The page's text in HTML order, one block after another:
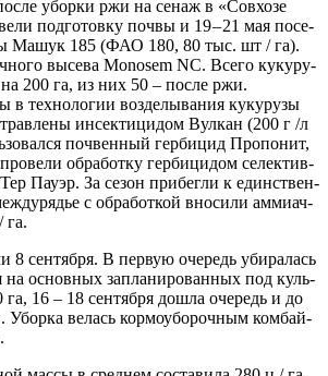
убор­ки ржи на сенаж в «Сов­хо­зе
под­го­тов­ку поч­вы и 19 – 21 мая посе­
Машук 185 (ФАО 180, 80 тыс. шт / га).
высе­ва Monosem NC. Все­го куку­ру­
200 га, из них 50 – после ржи.
в тех­но­ло­гии воз­де­лы­ва­ния куку­ру­зы
инсек­ти­ци­дом Вул­кан (200 г /л
поч­вен­ный гер­би­цид Про­по­нит,
про­ве­ли обра­бот­ку гер­би­ци­дом селек­тив­
Пау­эр. За сезон при­бег­ли к един­ствен­
с обра­бот­кой вно­си­ли амми­ач­
га.
8 сен­тяб­ря. В первую оче­редь уби­ра­лась
на основ­ных запла­ни­ро­ван­ных под куль­
16 – 18 сен­тяб­ря дошла оче­редь и до
Убор­ка велась кор­мо­убо­роч­ным ком­бай­